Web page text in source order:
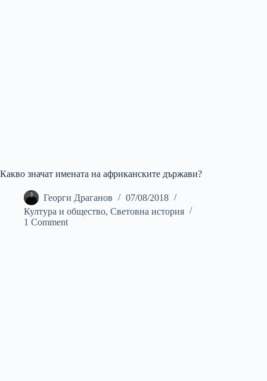
Какво значат имената на африканските държави?
Георги Драганов
07/08/2018
Култура и общество, Световна история
1 Comment